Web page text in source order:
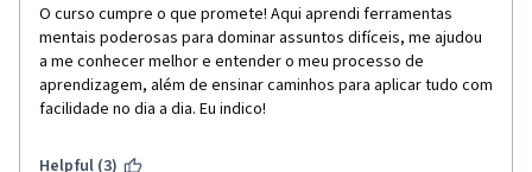
O curso cumpre o que promete! Aqui aprendi ferramentas
mentais poderosas para dominar assuntos difíceis, me ajudou
a me conhecer melhor e entender o meu processo de
aprendizagem, além de ensinar caminhos para aplicar tudo com
facilidade no dia a dia. Eu indico!
Helpful (3)